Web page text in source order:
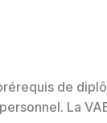
de
La